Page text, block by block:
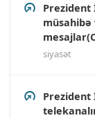
Prezident
müsahibə
siyasət